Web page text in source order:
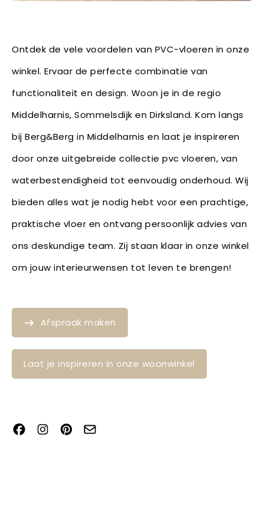
Ontdek de vele voordelen van PVC-vloeren in onze
winkel. Ervaar de perfecte combinatie van
functionaliteit en design. Woon je in de regio
Middelharnis, Sommelsdijk en Dirksland. Kom langs
bij Berg&Berg in Middelharnis en laat je inspireren
door onze uitgebreide collectie pvc vloeren, van
waterbestendigheid tot eenvoudig onderhoud. Wij
bieden alles wat je nodig hebt voor een prachtige,
praktische vloer en ontvang persoonlijk advies van
ons deskundige team. Zij staan klaar in onze winkel
om jouw interieurwensen tot leven te brengen!
Afspraak maken
Laat je inspireren in onze woonwinkel